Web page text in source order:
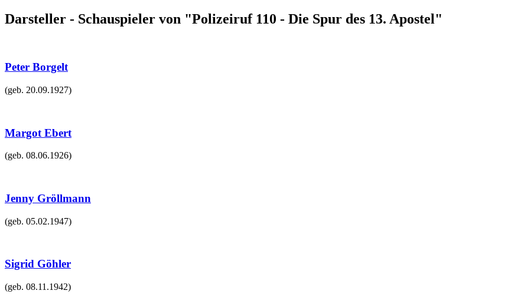
Darsteller - Schauspieler von "Polizeiruf 110 - Die Spur des 13. Apostel"
Peter Borgelt
(geb. 20.09.1927)
Margot Ebert
(geb. 08.06.1926)
Jenny Gröllmann
(geb. 05.02.1947)
Sigrid Göhler
(geb. 08.11.1942)